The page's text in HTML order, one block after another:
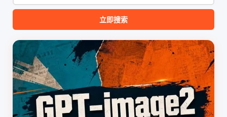
立即搜索